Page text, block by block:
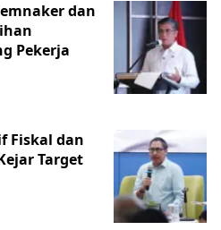
dan
Pekerja
Fiskal dan
Target